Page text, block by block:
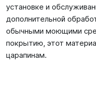
установке и
дополнительной
обычными моющими
покрытию, этот
царапинам.